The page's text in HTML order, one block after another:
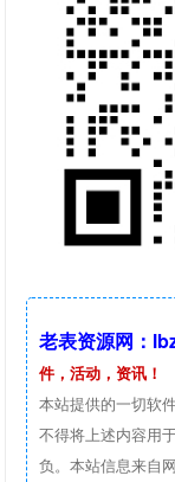
老表资源网：
件，活动，资讯！
本站提供的一切软
不得将上述内容用
负。本站信息来自